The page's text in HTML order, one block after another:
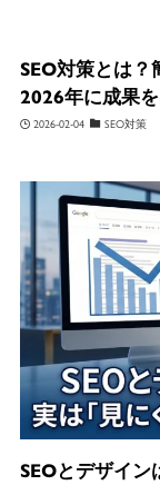
SEO対策とは？
2026年に成果
2026-02-04 SEO対策
SEOとデザイ